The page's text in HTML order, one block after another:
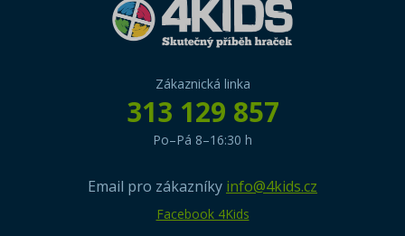
Zákaznická linka
313 129 857
Po–Pá 8–16:30 h
Email pro zákazníky info@4kids.cz
Facebook 4Kids